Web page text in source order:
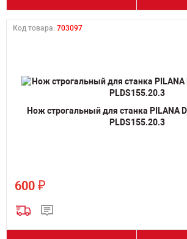
Код товара: 703097
Нож строгальный для станка PILANA
PLDS155.20.3
600 ₽